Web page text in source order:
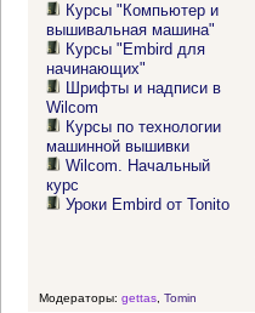
Курсы "Компьютер и
вышивальная машина"
Курсы "Embird для
начинающих"
Шрифты и надписи в
Wilcom
Курсы по технологии
машинной вышивки
Wilcom. Начальный
курс
Уроки Embird от Tonito
Модераторы: gettas, Tomin